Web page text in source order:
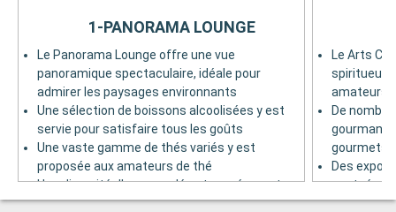
Le Panorama Lounge offre une vue
panoramique spectaculaire, idéale pour
admirer les paysages environnants
Une sélection de boissons alcoolisées y est
servie pour satisfaire tous les goûts
Une vaste gamme de thés variés y est
proposée aux amateurs de thé
Une diversité d'encas salés et sucrés y est
disponible pour se restaurer
1-PANORAMA LOUNGE
Le Arts
spiritueux
amateurs
De
gourmets
Des
sont
amateurs